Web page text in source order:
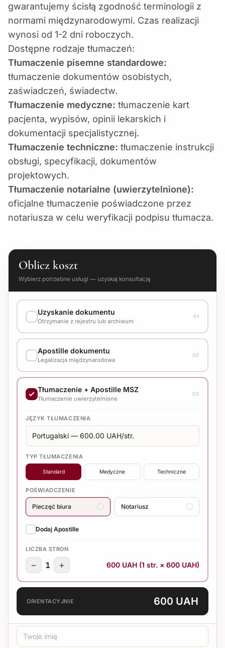
gwarantujemy ścisłą zgodność terminologii z
normami międzynarodowymi. Czas realizacji
wynosi od 1-2 dni roboczych.
Dostępne rodzaje tłumaczeń:
Tłumaczenie pisemne standardowe:
tłumaczenie dokumentów osobistych,
zaświadczeń, świadectw.
Tłumaczenie medyczne: tłumaczenie kart
pacjenta, wypisów, opinii lekarskich i
dokumentacji specjalistycznej.
Tłumaczenie techniczne: tłumaczenie instrukcji
obsługi, specyfikacji, dokumentów
projektowych.
Tłumaczenie notarialne (uwierzytelnione):
oficjalne tłumaczenie poświadczone przez
notariusza w celu weryfikacji podpisu tłumacza.
Oblicz koszt
Wybierz potrzebne usługi — uzyskaj konsultację
Uzyskanie dokumentu
Otrzymanie z rejestru lub archiwum
01
WARIANT WYKONANIA
Skonsultuj koszt z menedżerem
Apostille dokumentu
Legalizacja międzynarodowa
02
WARIANT WYKONANIA
Skonsultuj koszt z menedżerem
Tłumaczenie + Apostille MSZ
Tłumaczenie uwierzytelnione
03
JĘZYK TŁUMACZENIA
TYP TŁUMACZENIA
Standard Medyczne Techniczne
POŚWIADCZENIE
Pieczęć biura Notariusz
Dodaj Apostille
LICZBA STRON
− 1 + 600 UAH (1 str. × 600 UAH)
ORIENTACYJNIE 600 UAH